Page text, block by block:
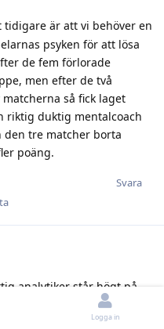
tidigare är att vi behöver en
psyken för att lösa
de fem förlorade
men efter de två
så fick laget
riktig duktig mentalcoach
tre matcher borta
poäng.
Svara
analytiker står högt på
tror det skulle
Östman.
Logga in